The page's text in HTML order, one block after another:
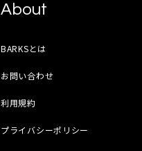
About
BARKSとは
お問い合わせ
利用規約
プライバシーポリシー